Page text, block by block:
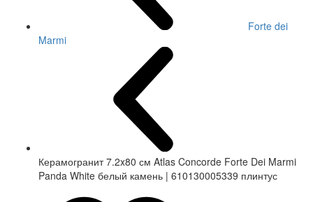
Forte dei
Marmi
Керамогранит 7.2x80 см Atlas Concorde Forte Dei Marmi
Panda White белый камень | 610130005339 плинтус